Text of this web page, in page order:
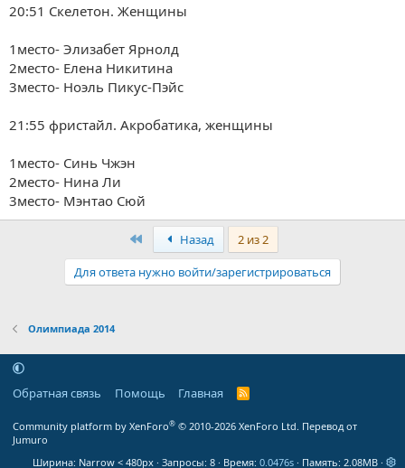
20:51 Скелетон. Женщины
1место- Элизабет Ярнолд
2место- Елена Никитина
3место- Ноэль Пикус-Пэйс
21:55 фристайл. Акробатика, женщины
1место- Синь Чжэн
2место- Нина Ли
3место- Мэнтао Сюй
ПервыйНазад
2 из 2
Для ответа нужно войти/зарегистрироваться
Олимпиада 2014
Обратная связь Помощь Главная
R
Community platform by XenForo® © 2010-2026 XenForo Ltd. Перевод от
Jumuro
Ширина
Запросы 8 Время 0.0476s Память 2.08MB